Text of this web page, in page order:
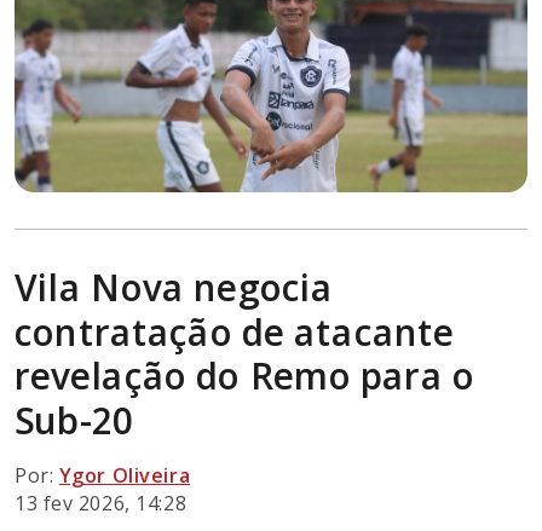
Vila Nova negocia
contratação de atacante
revelação do Remo para o
Sub-20
Por: Ygor Oliveira
13 fev 2026, 14:28